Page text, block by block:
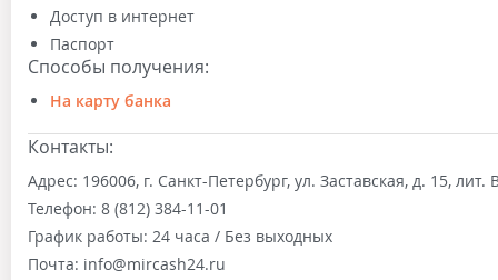
Доступ в интернет
Паспорт
Способы получения:
На карту банка
Контакты:
Адрес: 196006, г. Санкт-Петербург, ул. Заставская, д. 15,
Телефон: 8 (812) 384-11-01
График работы: 24 часа / Без выходных
Почта: info@mircash24.ru